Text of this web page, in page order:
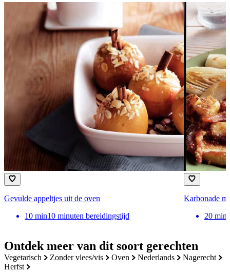
Ontdek meer van dit soort gerechten
vegetarisch zonder vlees/vis oven nederlands
nagerecht
herfst
Gevulde appeltjes uit de oven
10 min10 minuten bereidingstijd
Karbonade
20 min